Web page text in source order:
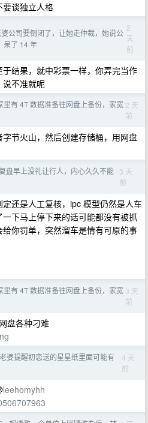
要谈独立人格
公司要倒闭了，让她走仲裁，她说公
呆了 14 年
2
天
前
结果，就中彩票一样，你弄完当作
说不准就呢
里有 4T 数据准备往网盘上备份，家宽 2 天
前
节火山，然后创建存储桶，用网盘
盘早上没礼让行人，内心久久不能 3 天
前
还是人工复核，ipc 模型仍然是人车
下马上停下来的话可能都没有被抓
你罚单，突然溜车是情有可原的事
里有 4T 数据准备往网盘上备份，家宽 3 天
前
盘各种刁难
婆提醒初恋送的星星纸里面可能有
4 天
前
leehomyhh